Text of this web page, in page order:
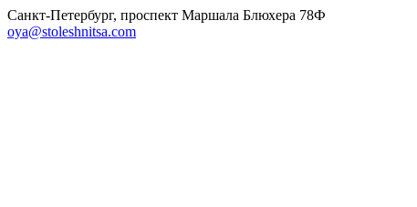
Санкт-Петербург, проспект Маршала Блюхера 78Ф
oya@stoleshnitsa.com